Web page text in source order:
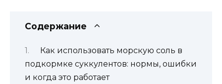
Содержание
Как использовать морскую соль в
подкормке суккулентов: нормы, ошибки
и когда это работает